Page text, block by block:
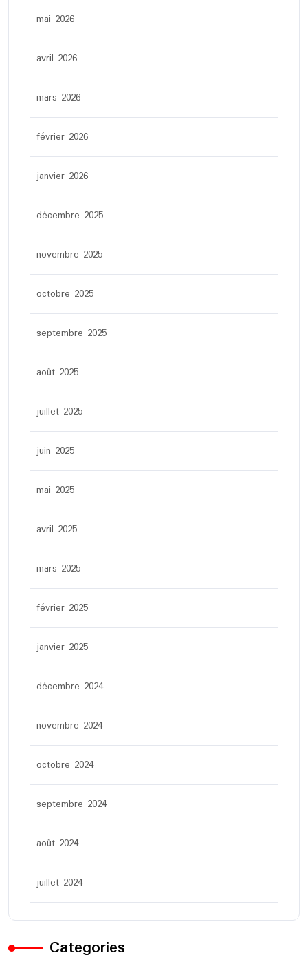
mai 2026
avril 2026
mars 2026
février 2026
janvier 2026
décembre 2025
novembre 2025
octobre 2025
septembre 2025
août 2025
juillet 2025
juin 2025
mai 2025
avril 2025
mars 2025
février 2025
janvier 2025
décembre 2024
novembre 2024
octobre 2024
septembre 2024
août 2024
juillet 2024
Categories